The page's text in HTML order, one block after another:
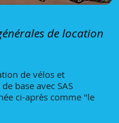
de location
de vélos et
base avec SAS
ci-après comme "le